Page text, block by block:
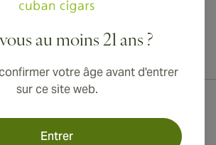
au moins 21 ans ?
votre âge avant d'entrer
sur ce site web.
Entrer
disponible vers le Canada, le Royaume-Uni